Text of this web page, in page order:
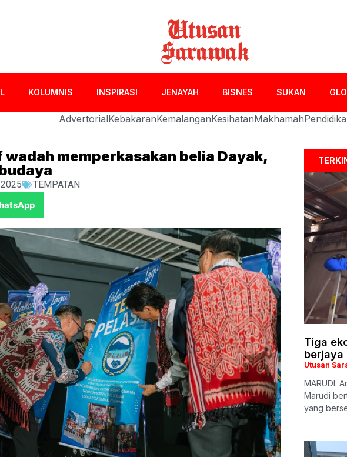
KOLUMNIS INSPIRASI JENAYAH BISNES SUKAN
AdvertorialKebakaranKemalanganKesihatanMakhamah
wadah memperkasakan belia Dayak,
TEMPATAN
Tiga
berjaya
Utusan
MARUDI:
Marudi
yang